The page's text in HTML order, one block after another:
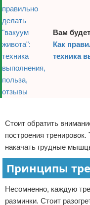
Вам
Как
техника
Стоит обратить
построения
накачать грудные
Принципы
Несомненно, каждую
разминки. Стоит